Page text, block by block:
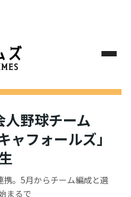
野球チーム
ャフォールズ」
携。5月からチーム編成と選
まるで